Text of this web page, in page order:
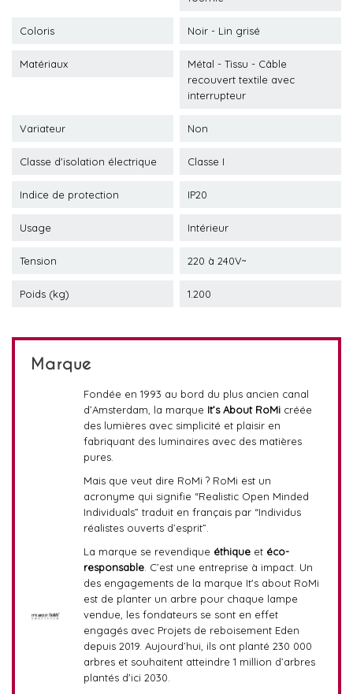
Coloris Noir - Lin grisé
Matériaux
Métal - Tissu - Câble
recouvert textile avec
interrupteur
Variateur Non
Classe d'isolation électrique Classe I
Indice de protection IP20
Usage Intérieur
Tension 220 à 240V~
Poids (kg) 1.200
Marque
Fondée en 1993 au bord du plus ancien canal
d’Amsterdam, la marque It’s About RoMicréée
des lumières avec simplicité et plaisir en
fabriquant des luminaires avec des matières
pures.
Mais que veut dire RoMi ? RoMi est un
acronyme qui signifie “Realistic Open Minded
Individuals” traduit en français par “Individus
réalistes ouverts d’esprit”.
La marque se revendique éthiqueet éco-
responsable. C’est une entreprise à impact. Un
des engagements de la marque It's about RoMi
est de planter un arbre pour chaque lampe
vendue, les fondateurs se sont en effet
engagés avec Projets de reboisement Eden
depuis 2019. Aujourd’hui, ils ont planté 230 000
arbres et souhaitent atteindre 1 million d’arbres
plantés d'ici 2030.